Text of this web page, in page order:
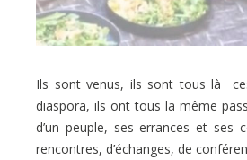
Ils sont venus, ils sont tous là
diaspora, ils ont tous la même
d’un peuple, ses errances et
rencontres, d’échanges, de